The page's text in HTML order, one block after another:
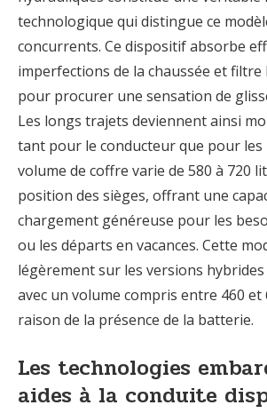
technologique qui distingue ce
concurrents. Ce dispositif absorbe
imperfections de la chaussée et
pour procurer une sensation de
Les longs trajets deviennent ainsi
tant pour le conducteur que pour les
volume de coffre varie de 580 à 720
position des sièges, offrant une
chargement généreuse pour les
ou les départs en vacances. Cette
légèrement sur les versions
avec un volume compris entre 460 et
raison de la présence de la batterie.
Les technologies
aides à la conduite